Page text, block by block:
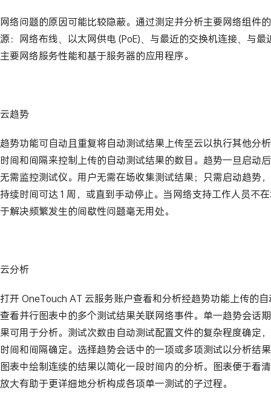
网络问题的原因可能比较隐蔽。通过测定并分析主要网络组件
源：网络布线、以太网供电 (PoE)、与最近的交换机连接、与
主要网络服务性能和基于服务器的应用程序。
云趋势
趋势功能可自动且重复将自动测试结果上传至云以执行其他分
时间和间隔来控制上传的自动测试结果的数目。趋势一旦启动
无需监控测试仪。用户无需在场收集测试结果；只需启动趋势
持续时间可达 1 周，或直到手动停止。当网络支持工作人员不
于解决频繁发生的间歇性问题毫无用处。
云分析
打开 OneTouch AT 云服务账户查看和分析经趋势功能上传的
查看并行图表中的多个测试结果关联网络事件。单一趋势会话
果可用于分析。测试次数由自动测试配置文件的复杂程度确定
时间和间隔确定。选择趋势会话中的一项或多项测试以分析结
图表中绘制连续的结果以简化一段时间内的分析。图表便于看
放大有助于更详细地分析构成各项单一测试的子过程。